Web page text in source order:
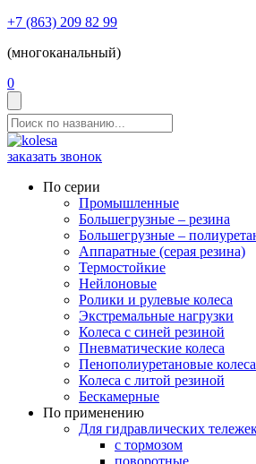
+7 (863) 209 82 99
(многоканальный)
0
заказать звонок
По серии
Промышленные
Большегрузные – резина
Большегрузные –
Аппаратные (серая резина)
Термостойкие
Нейлоновые
Ролики и рулевые колеса
Экстремальные нагрузки
Колеса с синей резиной
Пневматические колеса
Пенополиуретановые колеса
Колеса с литой резиной
Бескамерные
По применению
Для гидравлических
с тормозом
поворотные